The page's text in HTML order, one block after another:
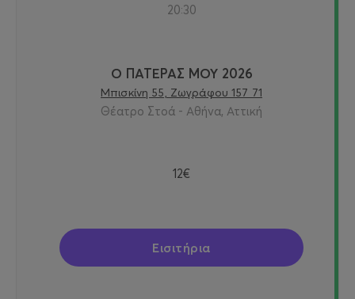
20:30
Ο ΠΑΤΕΡΑΣ ΜΟΥ 2026
Μπισκίνη 55, Ζωγράφου 157 71
Θέατρο Στοά - Αθήνα, Αττική
12€
Εισιτήρια